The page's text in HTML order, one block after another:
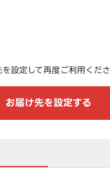
設定して再度ご利用くださ
お届け先を設定する